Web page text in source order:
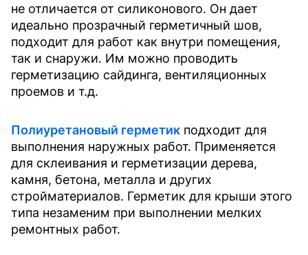
не отличается от силиконового. Он дает
идеально прозрачный герметичный шов,
подходит для работ как внутри помещения,
так и снаружи. Им можно проводить
герметизацию сайдинга, вентиляционных
проемов и т.д.
Полиуретановый герметик подходит для
выполнения наружных работ. Применяется
для склеивания и герметизации дерева,
камня, бетона, металла и других
стройматериалов. Герметик для крыши этого
типа незаменим при выполнении мелких
ремонтных работ.